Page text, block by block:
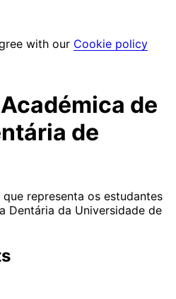
with our Cookie policy
de
de
representa os estudantes
Dentária da Universidade de